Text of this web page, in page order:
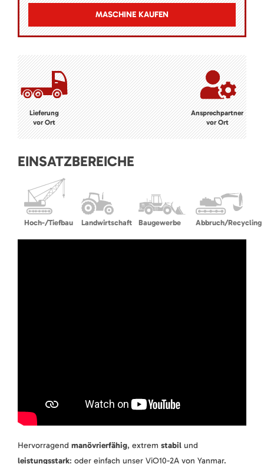
MASCHINE KAUFEN
Lieferung
vor Ort
Ansprechpartner
vor Ort
EINSATZBEREICHE
Hoch-/Tiefbau Landwirtschaft Baugewerbe Abbruch/Recycling
Hervorragend manövrierfähig, extrem stabil und
leistungsstark: oder einfach unser ViO10-2A von Yanmar.